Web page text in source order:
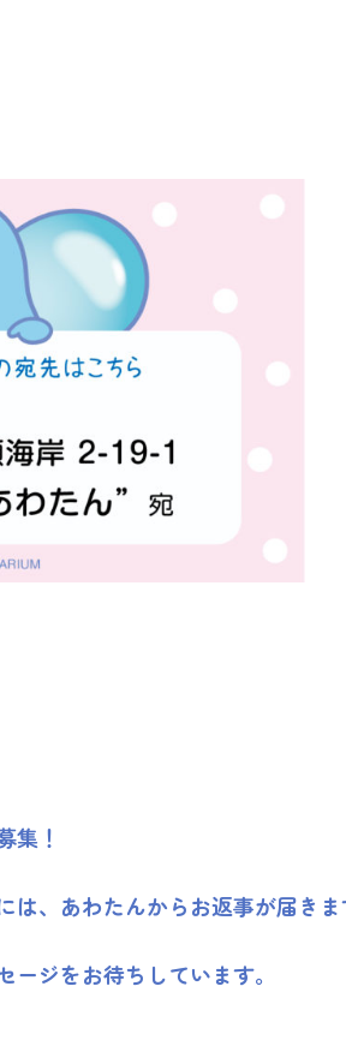
集！
は、あわたんからお返事が届き
ジをお待ちしています。